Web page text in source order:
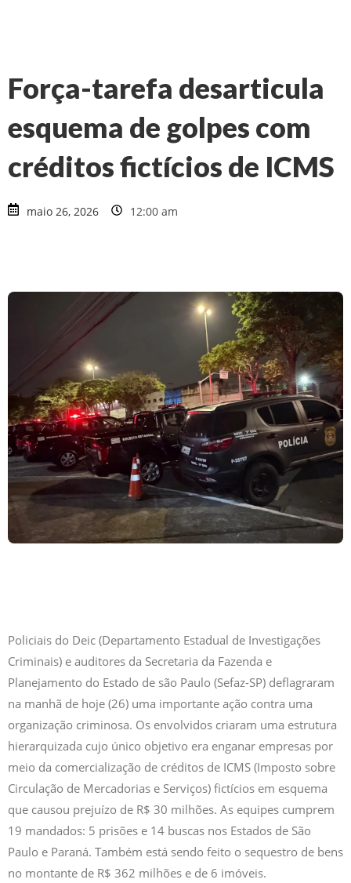
Força-tarefa desarticula
esquema de golpes com
créditos fictícios de ICMS
maio 26, 2026 12:00 am
Policiais do Deic (Departamento Estadual de Investigações
Criminais) e auditores da Secretaria da Fazenda e
Planejamento do Estado de são Paulo (Sefaz-SP) deflagraram
na manhã de hoje (26) uma importante ação contra uma
organização criminosa. Os envolvidos criaram uma estrutura
hierarquizada cujo único objetivo era enganar empresas por
meio da comercialização de créditos de ICMS (Imposto sobre
Circulação de Mercadorias e Serviços) fictícios em esquema
que causou prejuízo de R$ 30 milhões. As equipes cumprem
19 mandados: 5 prisões e 14 buscas nos Estados de São
Paulo e Paraná. Também está sendo feito o sequestro de bens
no montante de R$ 362 milhões e de 6 imóveis.